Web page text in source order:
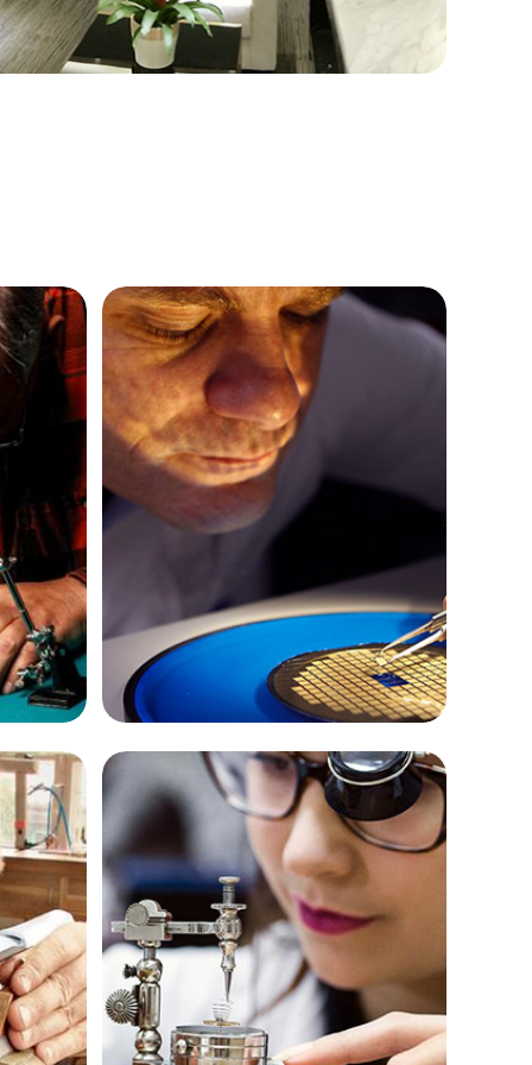
前预约）
center
杰登·奥斯卡里昂
资深劳力士制表师
是深圳劳力士官方售后服务中心
(深圳劳力士官方售后服务中心)
的高级技师之一
ShenZhen Rolex Maintain center